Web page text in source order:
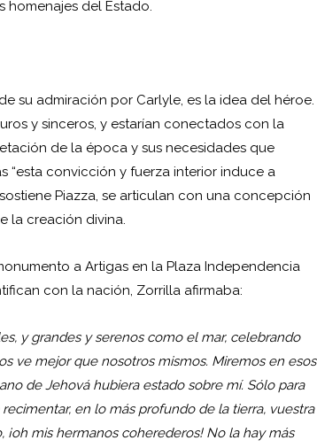
homenajes del Estado.
su admiración por Carlyle, es la idea del héroe.
y sinceros, y estarían conectados con la
de la época y sus necesidades que
“esta convicción y fuerza interior induce a
Piazza, se articulan con una concepción
la creación divina.
a Artigas en la Plaza Independencia
con la nación, Zorrilla afirmaba:
y grandes y serenos como el mar, celebrando
ve mejor que nosotros mismos. Miremos en esos
de Jehová hubiera estado sobre mí. Sólo para
en lo más profundo de la tierra, vuestra
mis hermanos coherederos! No la hay más